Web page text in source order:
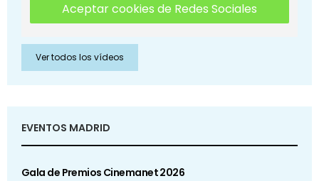
Aceptar cookies de Redes Sociales
Ver todos los vídeos
EVENTOS MADRID
Gala de Premios Cinemanet 2026